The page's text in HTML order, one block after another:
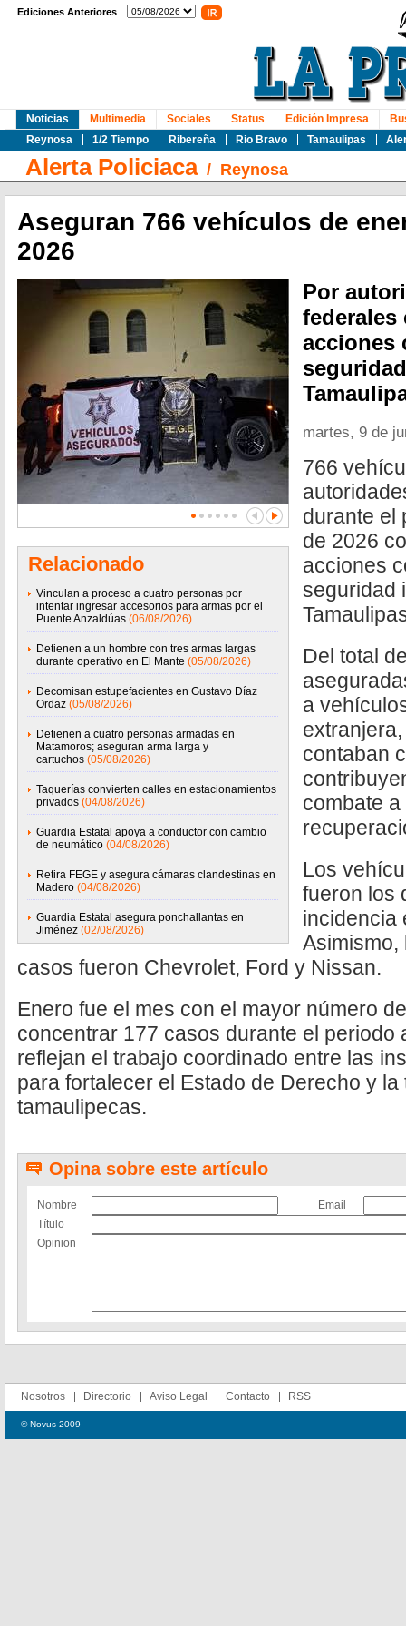
Ediciones Anteriores
Noticias
Reynosa
1/2 Tiempo Ribereña Rio Bravo Tamaulipas
Multimedia Sociales Status Edición Impresa
Alerta Policiaca/ Reynosa
Aseguran 766 vehículos de
2026
Relacionado
Vinculan a proceso a cuatro personas por
intentar ingresar accesorios para armas por el
Puente Anzaldúas (06/08/2026)
Detienen a un hombre con tres armas largas
durante operativo en El Mante (05/08/2026)
Decomisan estupefacientes en Gustavo Díaz
Ordaz (05/08/2026)
Detienen a cuatro personas armadas en
Matamoros; aseguran arma larga y
cartuchos (05/08/2026)
Taquerías convierten calles en estacionamientos
privados (04/08/2026)
Guardia Estatal apoya a conductor con cambio
de neumático (04/08/2026)
Retira FEGE y asegura cámaras clandestinas en
Madero (04/08/2026)
Guardia Estatal asegura ponchallantas en
Jiménez (02/08/2026)
Por
federales
acciones
martes, 9 de
766
durante el
de 2026
acciones
seguridad
Del total
a
contaban
combate
Los
fueron los
incidencia
Asimismo,
casos fueron Chevrolet, Ford y Nissan.
Enero fue el mes con el mayor número
concentrar 177 casos durante el periodo
reflejan el trabajo coordinado entre las
para fortalecer el Estado de Derecho y
tamaulipecas.
Opina sobre este artículo
Nombre
Email
Título
Opinion
Nosotros Directorio Aviso Legal Contacto RSS
© Novus 2009